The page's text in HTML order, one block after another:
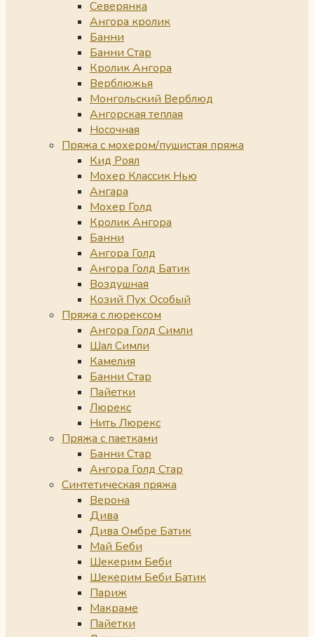
Северянка
Ангора кролик
Банни
Банни Стар
Кролик Ангора
Верблюжья
Монгольский Верблюд
Ангорская теплая
Носочная
Пряжа с мохером/пушистая пряжа
Кид Роял
Мохер Классик Нью
Ангара
Мохер Голд
Кролик Ангора
Банни
Ангора Голд
Ангора Голд Батик
Воздушная
Козий Пух Особый
Пряжа с люрексом
Ангора Голд Симли
Шал Симли
Камелия
Банни Стар
Пайетки
Люрекс
Нить Люрекс
Пряжа с паетками
Банни Стар
Ангора Голд Стар
Синтетическая пряжа
Верона
Дива
Дива Омбре Батик
Май Беби
Шекерим Беби
Шекерим Беби Батик
Париж
Макраме
Пайетки